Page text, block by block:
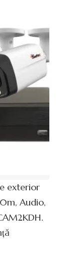
exterior
Audio,